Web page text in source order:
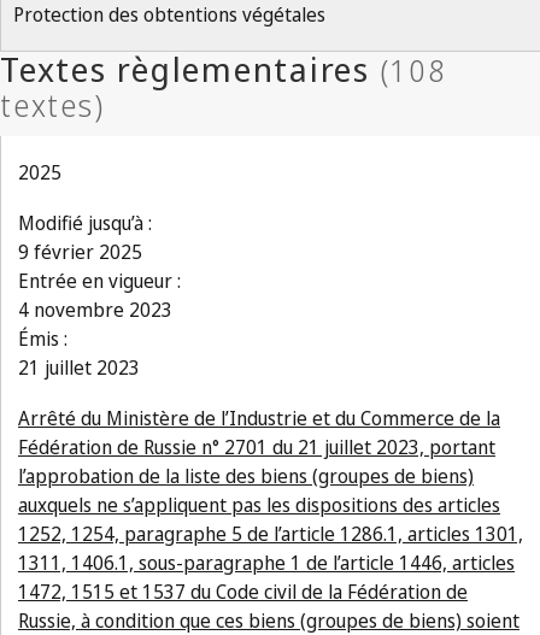
Protection des obtentions végétales
2025
Modifié jusqu’à :
9 février 2025
Entrée en vigueur :
4 novembre 2023
Émis :
21 juillet 2023
Arrêté du Ministère de l’Industrie et du Commerce de la
Fédération de Russie n° 2701 du 21 juillet 2023, portant
l’approbation de la liste des biens (groupes de biens)
auxquels ne s’appliquent pas les dispositions des articles
1252, 1254, paragraphe 5 de l’article 1286.1, articles 1301,
1311, 1406.1, sous-paragraphe 1 de l’article 1446, articles
1472, 1515 et 1537 du Code civil de la Fédération de
Russie, à condition que ces biens (groupes de biens) soient